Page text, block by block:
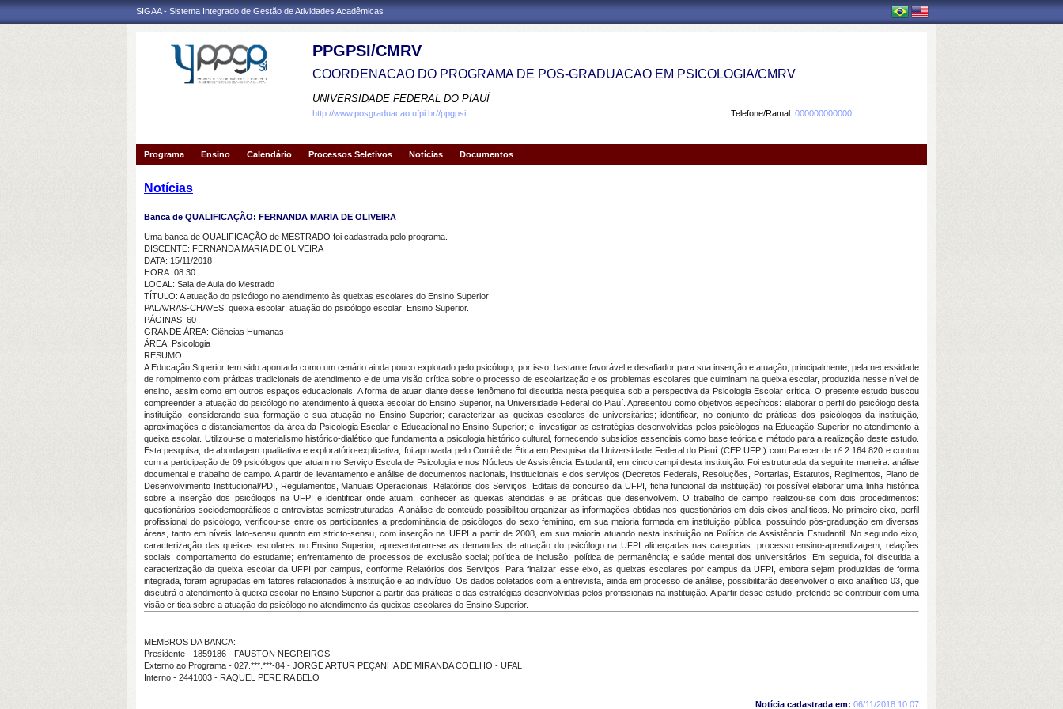
SIGAA - Sistema Integrado de Gestão de Atividades Acadêmicas
PPGPSI/CMRV
COORDENACAO DO PROGRAMA DE POS-GRADUACAO EM PSICOLOGIA/CMRV
UNIVERSIDADE FEDERAL DO PIAUÍ
Telefone/Ramal: 000000000000
http://www.posgraduacao.ufpi.br//ppgpsi
Programa Ensino Calendário Processos Seletivos Notícias Documentos
Notícias
Banca de QUALIFICAÇÃO: FERNANDA MARIA DE OLIVEIRA
Uma banca de QUALIFICAÇÃO de MESTRADO foi cadastrada pelo programa.
DISCENTE: FERNANDA MARIA DE OLIVEIRA
DATA: 15/11/2018
HORA: 08:30
LOCAL: Sala de Aula do Mestrado
TÍTULO: A atuação do psicólogo no atendimento às queixas escolares do Ensino Superior
PALAVRAS-CHAVES: queixa escolar; atuação do psicólogo escolar; Ensino Superior.
PÁGINAS: 60
GRANDE ÁREA: Ciências Humanas
ÁREA: Psicologia
RESUMO:
A Educação Superior tem sido apontada como um cenário ainda pouco explorado pelo psicólogo, por isso, bastante favorável e desafiador para sua inserção e atuação, principalmente, pela necessidade
de rompimento com práticas tradicionais de atendimento e de uma visão crítica sobre o processo de escolarização e os problemas escolares que culminam na queixa escolar, produzida nesse nível de
ensino, assim como em outros espaços educacionais. A forma de atuar diante desse fenômeno foi discutida nesta pesquisa sob a perspectiva da Psicologia Escolar crítica. O presente estudo buscou
compreender a atuação do psicólogo no atendimento à queixa escolar do Ensino Superior, na Universidade Federal do Piauí. Apresentou como objetivos específicos: elaborar o perfil do psicólogo desta
instituição, considerando sua formação e sua atuação no Ensino Superior; caracterizar as queixas escolares de universitários; identificar, no conjunto de práticas dos psicólogos da instituição,
aproximações e distanciamentos da área da Psicologia Escolar e Educacional no Ensino Superior; e, investigar as estratégias desenvolvidas pelos psicólogos na Educação Superior no atendimento à
queixa escolar. Utilizou-se o materialismo histórico-dialético que fundamenta a psicologia histórico cultural, fornecendo subsídios essenciais como base teórica e método para a realização deste estudo.
Esta pesquisa, de abordagem qualitativa e exploratório-explicativa, foi aprovada pelo Comitê de Ética em Pesquisa da Universidade Federal do Piauí (CEP UFPI) com Parecer de nº 2.164.820 e contou
com a participação de 09 psicólogos que atuam no Serviço Escola de Psicologia e nos Núcleos de Assistência Estudantil, em cinco campi desta instituição. Foi estruturada da seguinte maneira: análise
documental e trabalho de campo. A partir de levantamento e análise de documentos nacionais, institucionais e dos serviços (Decretos Federais, Resoluções, Portarias, Estatutos, Regimentos, Plano de
Desenvolvimento Institucional/PDI, Regulamentos, Manuais Operacionais, Relatórios dos Serviços, Editais de concurso da UFPI, ficha funcional da instituição) foi possível elaborar uma linha histórica
sobre a inserção dos psicólogos na UFPI e identificar onde atuam, conhecer as queixas atendidas e as práticas que desenvolvem. O trabalho de campo realizou-se com dois procedimentos:
questionários sociodemográficos e entrevistas semiestruturadas. A análise de conteúdo possibilitou organizar as informações obtidas nos questionários em dois eixos analíticos. No primeiro eixo, perfil
profissional do psicólogo, verificou-se entre os participantes a predominância de psicólogos do sexo feminino, em sua maioria formada em instituição pública, possuindo pós-graduação em diversas
áreas, tanto em níveis lato-sensu quanto em stricto-sensu, com inserção na UFPI a partir de 2008, em sua maioria atuando nesta instituição na Política de Assistência Estudantil. No segundo eixo,
caracterização das queixas escolares no Ensino Superior, apresentaram-se as demandas de atuação do psicólogo na UFPI alicerçadas nas categorias: processo ensino-aprendizagem; relações
sociais; comportamento do estudante; enfrentamento de processos de exclusão social; política de inclusão; política de permanência; e saúde mental dos universitários. Em seguida, foi discutida a
caracterização da queixa escolar da UFPI por campus, conforme Relatórios dos Serviços. Para finalizar esse eixo, as queixas escolares por campus da UFPI, embora sejam produzidas de forma
integrada, foram agrupadas em fatores relacionados à instituição e ao indivíduo. Os dados coletados com a entrevista, ainda em processo de análise, possibilitarão desenvolver o eixo analítico 03, que
discutirá o atendimento à queixa escolar no Ensino Superior a partir das práticas e das estratégias desenvolvidas pelos profissionais na instituição. A partir desse estudo, pretende-se contribuir com uma
visão crítica sobre a atuação do psicólogo no atendimento às queixas escolares do Ensino Superior.
MEMBROS DA BANCA:
Presidente - 1859186 - FAUSTON NEGREIROS
Externo ao Programa - 027.***.***-84 - JORGE ARTUR PEÇANHA DE MIRANDA COELHO - UFAL
Interno - 2441003 - RAQUEL PEREIRA BELO
Notícia cadastrada em: 06/11/2018 10:07